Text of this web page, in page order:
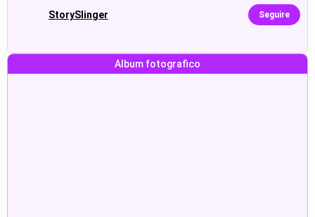
StorySlinger Seguire
Album fotografico